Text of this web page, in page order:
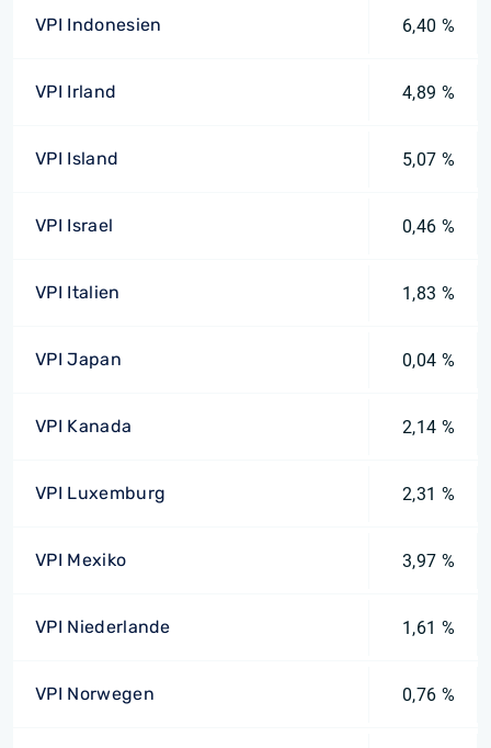
VPI Indonesien 6,40 %
VPI Irland 4,89 %
VPI Island 5,07 %
VPI Israel 0,46 %
VPI Italien 1,83 %
VPI Japan 0,04 %
VPI Kanada 2,14 %
VPI Luxemburg 2,31 %
VPI Mexiko 3,97 %
VPI Niederlande 1,61 %
VPI Norwegen 0,76 %